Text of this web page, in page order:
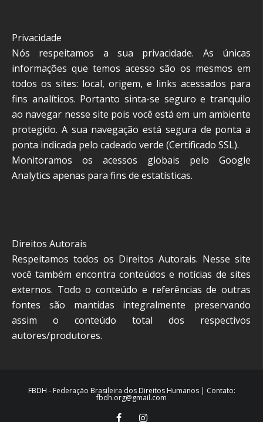
Privacidade
Nós respeitamos a sua privacidade. As únicas
informações que temos acesso são os mesmos em
todos os sites: local, origem, e links acessados para
fins analíticos. Portanto sinta-se seguro e tranquilo
ao navegar nesse site pois você está em um ambiente
protegido. A sua navegação está segura de ponta a
ponta indicada pelo cadeado verde (Certificado SSL).
Monitoramos os acessos globais pelo Google
Analytics apenas para fins de estatísticas.
Direitos Autorais
Respeitamos todos os Direitos Autorais. Nesse site
você também encontra conteúdos e notícias de sites
externos. Todo o conteúdo e referências de outras
fontes são mantidas integralmente preservando
assim o conteúdo total dos respectivos
autores/produtores.
FBDH - Federação Brasileira dos Direitos Humanos | Contato:
fbdh.org@gmail.com